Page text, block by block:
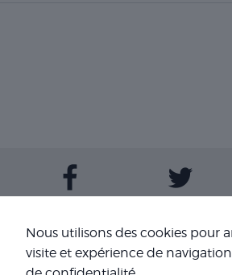
Contactez-
Nous utilisons des cookies pour
visite et expérience de